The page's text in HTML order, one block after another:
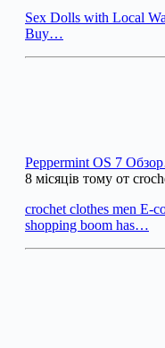
Sex Dolls with Local
Buy…
Peppermint OS 7
8 місяців тому от
crochet clothes men E-
shopping boom has…